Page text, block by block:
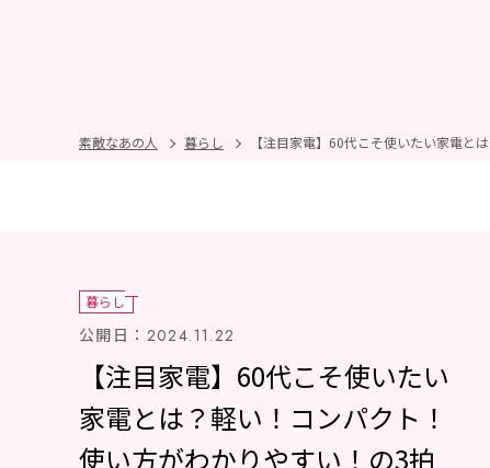
素敵なあの人 暮らし 【注目家電】60代こそ使いたい家電と
暮らし
公開日： 2024.11.22
【注目家電】60代こそ使いたい
家電とは？軽い！コンパクト！
使い方がわかりやすい！の3拍